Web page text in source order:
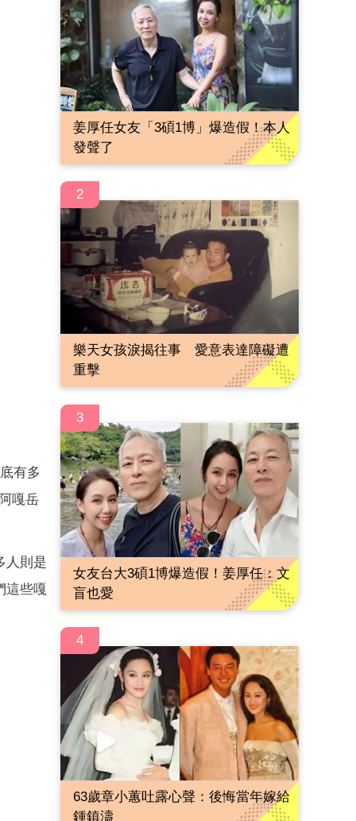
有多
嘎岳
人則是
這些嘎
姜厚任女友「3碩1博」爆造假！本人
發聲了
2
樂天女孩淚揭往事 愛意表達障礙遭
重擊
3
女友台大3碩1博爆造假！姜厚任：文
盲也愛
4
63歲章小蕙吐露心聲：後悔當年嫁給
鍾鎮濤